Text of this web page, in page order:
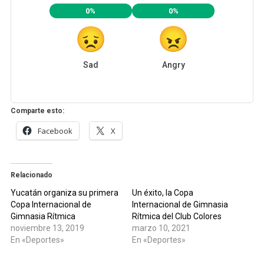
0%
Sad
0%
Angry
Comparte esto:
Facebook X
Relacionado
Yucatán organiza su primera
Copa Internacional de
Gimnasia Rítmica
noviembre 13, 2019
En «Deportes»
Un éxito, la Copa
Internacional de Gimnasia
Rítmica del Club Colores
marzo 10, 2021
En «Deportes»